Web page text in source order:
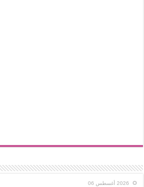
2026 أغسطس 06